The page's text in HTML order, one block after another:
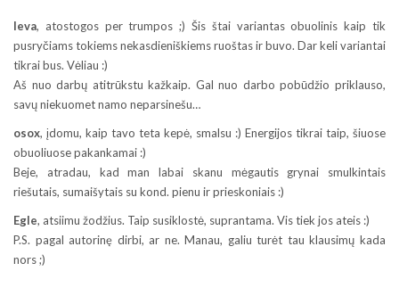
Ieva, atostogos per trumpos ;) Šis štai variantas obuolinis kaip tik
pusryčiams tokiems nekasdieniškiems ruoštas ir buvo. Dar keli variantai
tikrai bus. Vėliau :)
Aš nuo darbų atitrūkstu kažkaip. Gal nuo darbo pobūdžio priklauso,
savų niekuomet namo neparsinešu…
osox, įdomu, kaip tavo teta kepė, smalsu :) Energijos tikrai taip, šiuose
obuoliuose pakankamai :)
Beje, atradau, kad man labai skanu mėgautis grynai smulkintais
riešutais, sumaišytais su kond. pienu ir prieskoniais :)
Egle, atsiimu žodžius. Taip susiklostė, suprantama. Vis tiek jos ateis :)
P.S. pagal autorinę dirbi, ar ne. Manau, galiu turėt tau klausimų kada
nors ;)